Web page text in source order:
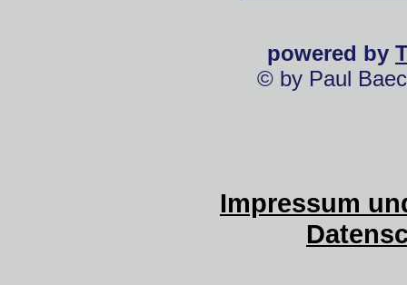
powered by
© by Paul
Impressum